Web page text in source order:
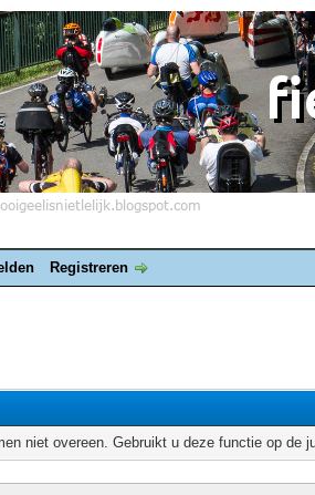
Registreren
niet overeen. Gebruikt u deze functie op de